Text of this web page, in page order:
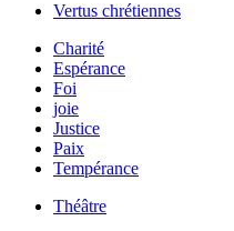
Vertus chrétiennes
Charité
Espérance
Foi
joie
Justice
Paix
Tempérance
Théâtre